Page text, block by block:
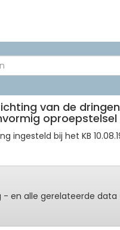
van de
oproepstelsel
bij het KB
- en alle gerelateerde